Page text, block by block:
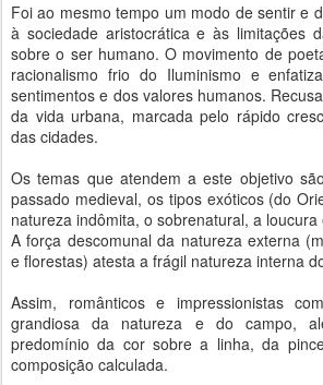
Foi ao mesmo tempo um modo de sentir e
à sociedade aristocrática e às limitações
sobre o ser humano. O movimento de
racionalismo frio do Iluminismo e
sentimentos e dos valores humanos.
da vida urbana, marcada pelo rápido
das cidades.
Os temas que atendem a este objetivo
passado medieval, os tipos exóticos (do
natureza indômita, o sobrenatural, a
A força descomunal da natureza externa
e florestas) atesta a frágil natureza interna
Assim, românticos e impressionistas
grandiosa da natureza e do campo,
predomínio da cor sobre a linha, da
composição calculada.